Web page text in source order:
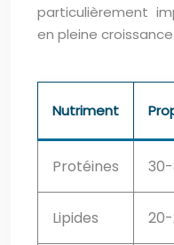
particulièrement
en pleine croissance.
Nutriment
Protéines 30-
Lipides 20-